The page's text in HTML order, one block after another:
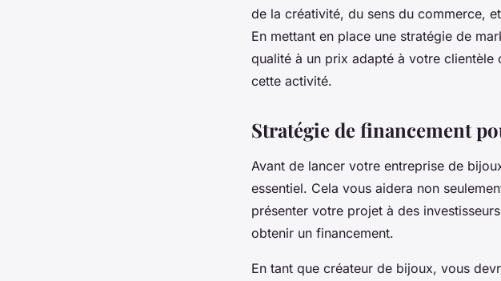
de la créativité, du sens du commerce,
En mettant en place une stratégie de
qualité à un prix adapté à votre
cette activité.
Stratégie de financement
Avant de lancer votre entreprise de
essentiel. Cela vous aidera non
présenter votre projet à des
obtenir un financement.
En tant que créateur de bijoux, vous